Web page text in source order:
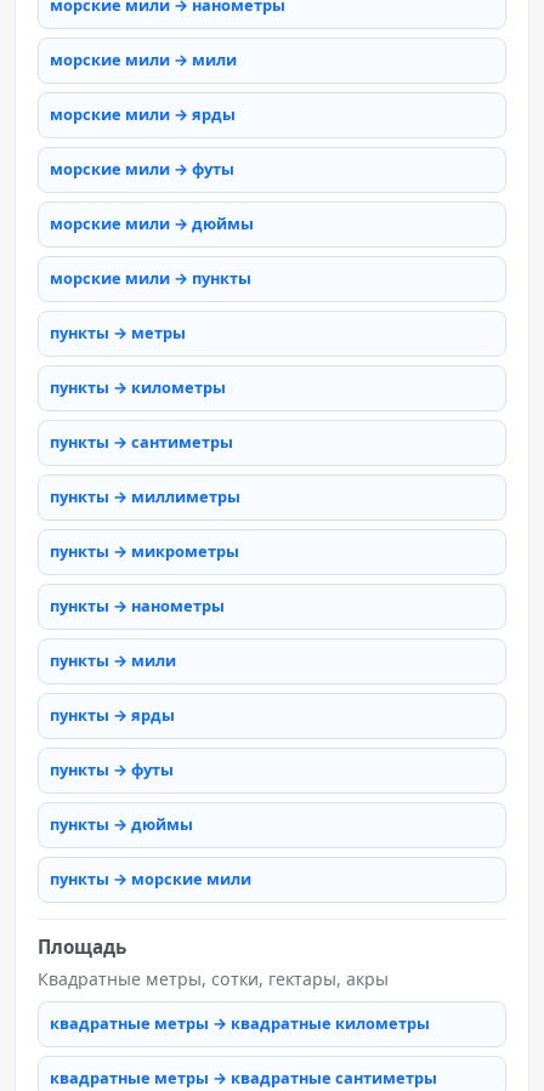
морские мили → нанометры
морские мили → мили
морские мили → ярды
морские мили → футы
морские мили → дюймы
морские мили → пункты
пункты → метры
пункты → километры
пункты → сантиметры
пункты → миллиметры
пункты → микрометры
пункты → нанометры
пункты → мили
пункты → ярды
пункты → футы
пункты → дюймы
пункты → морские мили
Площадь
Квадратные метры, сотки, гектары, акры
квадратные метры → квадратные километры
квадратные метры → квадратные сантиметры